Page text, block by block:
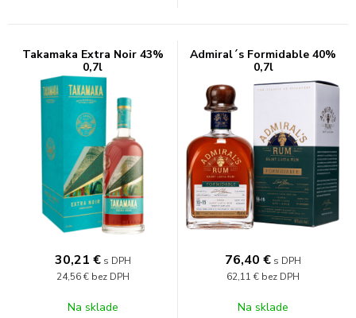
Takamaka Extra Noir 43%
0,7l
30,21 € s DPH
24,56 € bez DPH
Na sklade
Admiral´s Formidable 40%
0,7l
76,40 € s DPH
62,11 € bez DPH
Na sklade